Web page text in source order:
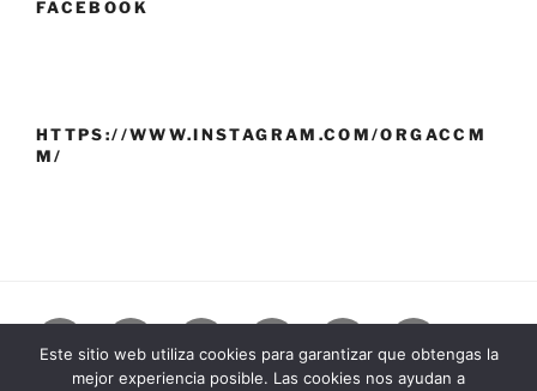
FACEBOOK
HTTPS://WWW.INSTAGRAM.COM/ORGACCM
M/
VIII
CONGRESO
Monte
e
As
orixes
A
nosa
A
devolución
Cronoloxía
Este sitio web utiliza cookies para garantizar que obtengas la
mejor experiencia posible. Las cookies nos ayudan a